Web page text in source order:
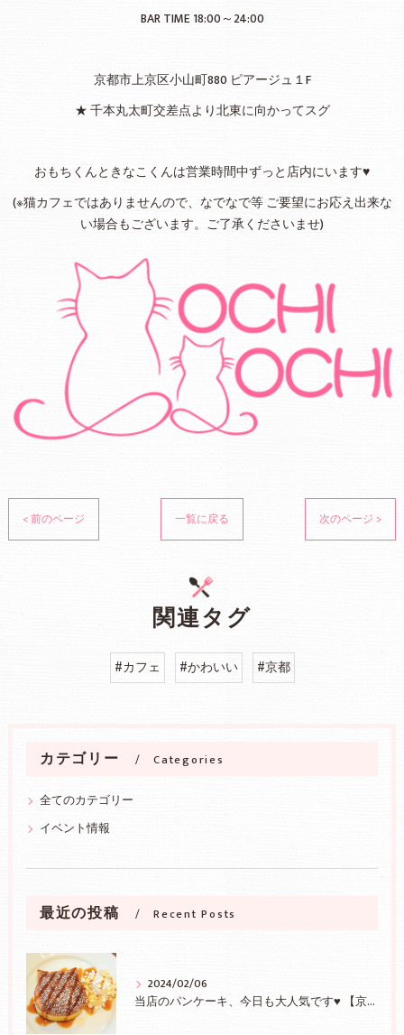
BAR TIME 18:00～24:00
京都市上京区小山町880 ピアージュ１F
★ 千本丸太町交差点より北東に向かってスグ
おもちくんときなこくんは営業時間中ずっと店内にいます♥
(※猫カフェではありませんので、なでなで等 ご要望にお応え出来な
い場合もございます。ご了承くださいませ)
< 前のページ 一覧に戻る 次のページ >
関連タグ
#カフェ #かわいい #京都
カテゴリー Categories
全てのカテゴリー
イベント情報
最近の投稿 Recent Posts
2024/02/06
当店のパンケーキ、今日も大人気です♥ 【京都/二条】